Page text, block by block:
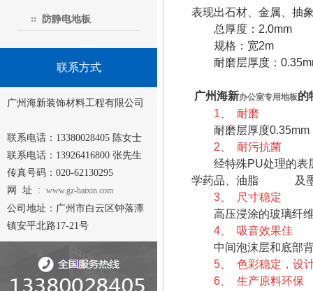
防静电地板
联系方式
广州海新装饰材料工程有限公司
联系电话：13380028405 陈女士
联系电话：13926416800 张先生
传真号码：020-62130295
网 址 : www.gz-haixin.com
公司地址：广州市白云区钟落潭
镇安平北路17-21号
表现出石材、金属、抽
总厚度：2.0mm
规格：宽2m
耐磨层厚度：
广州海新办公室专用地板的
1、
耐磨
耐磨层厚度0.35mm
2、
耐污抗菌
经特殊PU处理的表层
学药品、油脂 及墨
3、
尺寸稳定
高压浸涂的玻璃纤维
4、
吸音效果佳
中间泡沫层和底部背
5、
色彩稳定，设
6、
生产原料环保